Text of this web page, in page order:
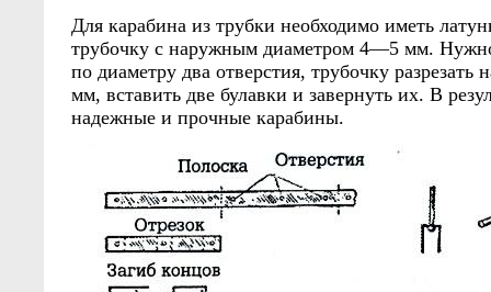
Для карабина из трубки необходимо иметь
трубочку с наружным диаметром 4—5 мм.
по диаметру два отверстия, трубочку разрезать
мм, вставить две булавки и завернуть их. В
надежные и прочные карабины.